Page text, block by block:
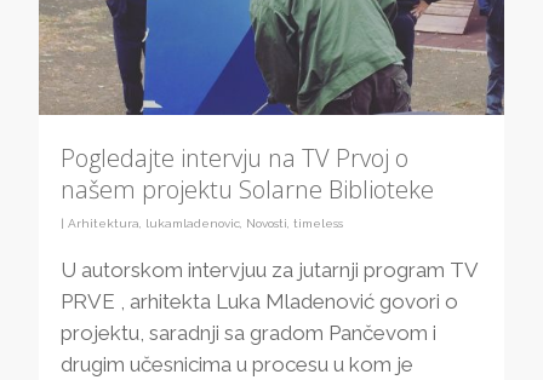
Pogledajte intervju na TV Prvoj o
našem projektu Solarne Biblioteke
| Arhitektura lukamladenovic Novosti timeless
U autorskom intervjuu za jutarnji program TV
PRVE , arhitekta Luka Mladenović govori o
projektu, saradnji sa gradom Pančevom i
drugim učesnicima u procesu u kom je